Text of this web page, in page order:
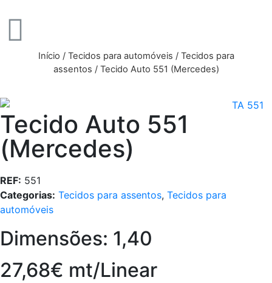
Início / Tecidos para automóveis / Tecidos para
assentos / Tecido Auto 551 (Mercedes)
Tecido Auto 551
(Mercedes)
REF: 551
Categorias: Tecidos para assentos, Tecidos para
automóveis
Dimensões: 1,40
27,68€ mt/Linear